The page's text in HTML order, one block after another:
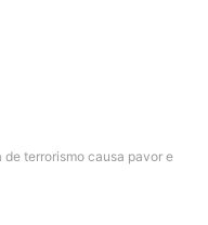
de terrorismo causa pavor e